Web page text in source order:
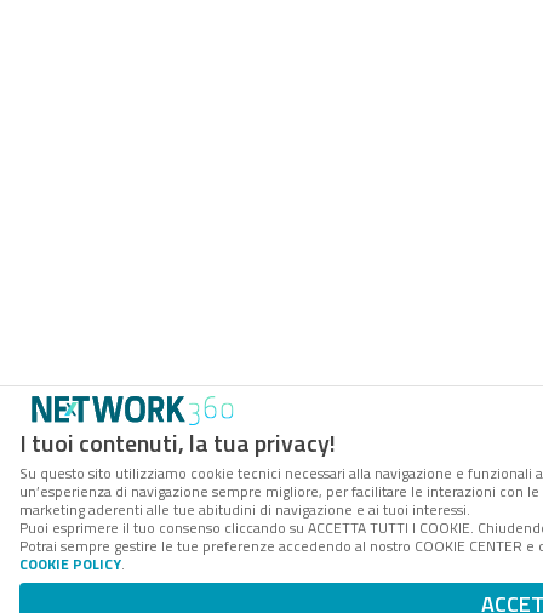
I tuoi contenuti, la tua privacy!
Su questo sito utilizziamo cookie tecnici necessari alla navigazione e
un’esperienza di navigazione sempre migliore, per facilitare le interazioni con
marketing aderenti alle tue abitudini di navigazione e ai tuoi interessi.
Puoi esprimere il tuo consenso cliccando su ACCETTA TUTTI I COOKIE.
Potrai sempre gestire le tue preferenze accedendo al nostro COOKIE
COOKIE POLICY.